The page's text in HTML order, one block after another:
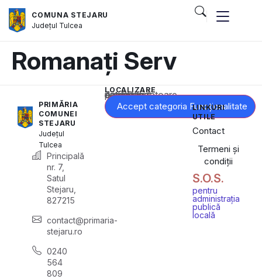
COMUNA STEJARU
Județul Tulcea
Romanați Serv
PRIMĂRIA
COMUNEI
STEJARU
Județul
Tulcea
Principală
nr. 7,
Satul
Stejaru,
827215
contact@primaria-
stejaru.ro
0240
564
809
LOCALIZARE
Acest conținut este blocat până când acceptați categoria corespunzătoare de cookie-uri.
Accept categoria Funcționalitate
LINKURI
UTILE
Contact
Termeni și
condiții
S.O.S.
pentru
administrația
publică
locală